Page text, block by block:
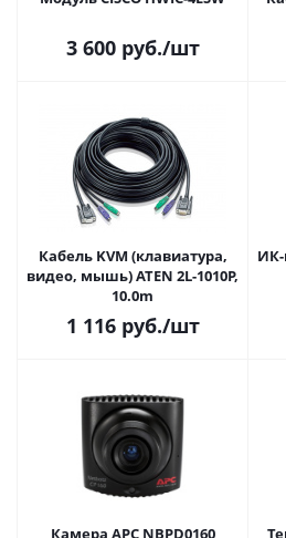
3 600руб./шт
Кабель KVM (клавиатура,
видео, мышь) ATEN 2L-1010P,
10.0m
1 116руб./шт
ИК-
Камера APC NBPD0160